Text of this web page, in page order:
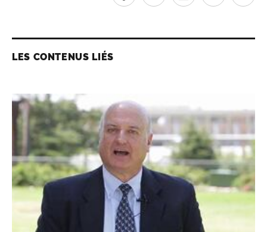
LES CONTENUS LIÉS